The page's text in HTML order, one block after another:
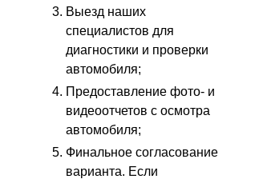
Выезд наших
специалистов для
диагностики и проверки
автомобиля;
Предоставление фото- и
видеоотчетов с осмотра
автомобиля;
Финальное согласование
варианта. Если